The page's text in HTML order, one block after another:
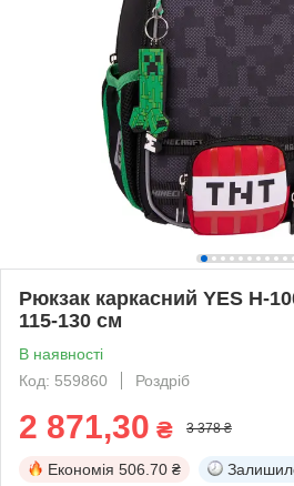
Рюкзак каркасний YES H-
115-130 см
В наявності
Код: 559860
Роздріб
2 871,30 ₴ 3 378 ₴
Економія 506.70 ₴